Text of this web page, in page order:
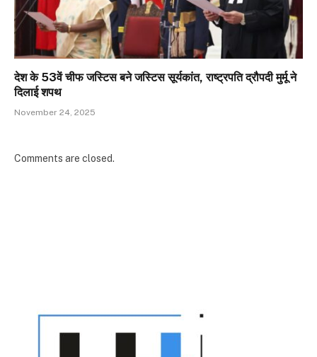
देश के 53वें चीफ जस्टिस बने जस्टिस सूर्यकांत, राष्ट्रपति द्रौपदी मुर्मू ने
दिलाई शपथ
November 24, 2025
Comments are closed.